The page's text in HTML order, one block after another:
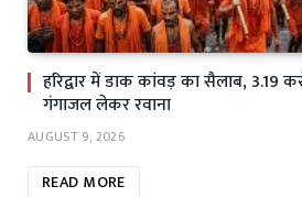
हरिद्वार में डाक कांवड़ का सैलाब, 3.19
गंगाजल लेकर रवाना
AUGUST 9, 2026
READ MORE